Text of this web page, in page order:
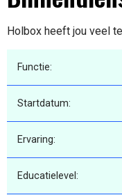
Holbox heeft jou veel
Functie:
Startdatum:
Ervaring:
Educatielevel: